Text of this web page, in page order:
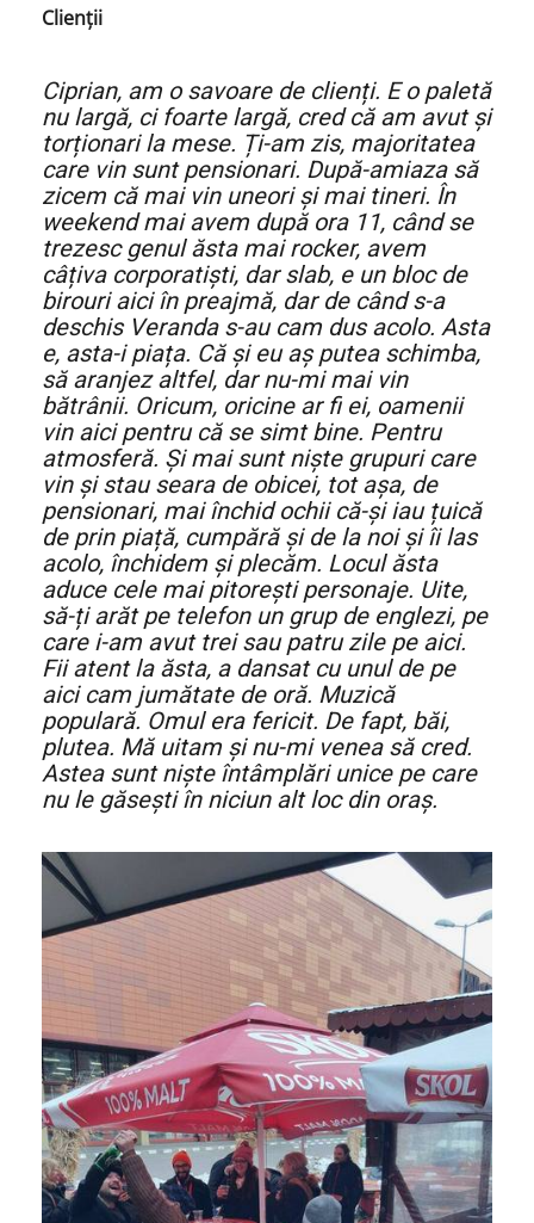
Clienții
Ciprian, am o savoare de clienți. E o paletă
nu largă, ci foarte largă, cred că am avut și
torționari la mese. Ți-am zis, majoritatea
care vin sunt pensionari. După-amiaza să
zicem că mai vin uneori și mai tineri. În
weekend mai avem după ora 11, când se
trezesc genul ăsta mai rocker, avem
câțiva corporatiști, dar slab, e un bloc de
birouri aici în preajmă, dar de când s-a
deschis Veranda s-au cam dus acolo. Asta
e, asta-i piața. Că și eu aș putea schimba,
să aranjez altfel, dar nu-mi mai vin
bătrânii. Oricum, oricine ar fi ei, oamenii
vin aici pentru că se simt bine. Pentru
atmosferă. Și mai sunt niște grupuri care
vin și stau seara de obicei, tot așa, de
pensionari, mai închid ochii că-și iau țuică
de prin piață, cumpără și de la noi și îi las
acolo, închidem și plecăm. Locul ăsta
aduce cele mai pitorești personaje. Uite,
să-ți arăt pe telefon un grup de englezi, pe
care i-am avut trei sau patru zile pe aici.
Fii atent la ăsta, a dansat cu unul de pe
aici cam jumătate de oră. Muzică
populară. Omul era fericit. De fapt, băi,
plutea. Mă uitam și nu-mi venea să cred.
Astea sunt niște întâmplări unice pe care
nu le găsești în niciun alt loc din oraș.